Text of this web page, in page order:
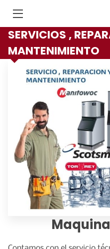
INICIO
FACILIDADES
NOSOTROS
PRODUCTOS
CONTACTO
SÍGUEME
CATALOGOS DE REFACCIONES
CATALOGO DE EQUIPOS
SERVICIOS ,
MANTENIMIENTO